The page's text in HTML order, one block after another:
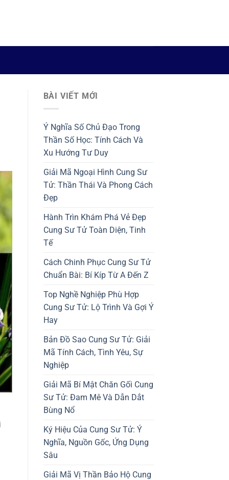
BÀI VIẾT MỚI
Ý Nghĩa Số Chủ Đạo Trong
Thần Số Học: Tính Cách Và
Xu Hướng Tư Duy
Giải Mã Ngoại Hình Cung Sư
Tử: Thần Thái Và Phong Cách
Đẹp
Hành Trìn Khám Phá Vẻ Đẹp
Cung Sư Tử Toàn Diện, Tinh
Tế
Cách Chinh Phục Cung Sư Tử
Chuẩn Bài: Bí Kíp Từ A Đến Z
Top Nghề Nghiệp Phù Hợp
Cung Sư Tử: Lộ Trình Và Gợi Ý
Hay
Bản Đồ Sao Cung Sư Tử: Giải
Mã Tính Cách, Tình Yêu, Sự
Nghiệp
Giải Mã Bí Mật Chăn Gối Cung
Sư Tử: Đam Mê Và Dẫn Dắt
Bùng Nổ
Ký Hiệu Của Cung Sư Tử: Ý
Nghĩa, Nguồn Gốc, Ứng Dụng
Sâu
Giải Mã Vị Thần Bảo Hộ Cung